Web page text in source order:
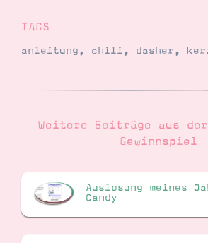
TAGS
anleitung, chili, dasher,
Weitere Beiträge aus
Gewinnspiel
Auslosung meines
Candy